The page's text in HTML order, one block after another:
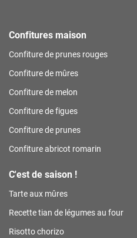
Confitures maison
Confiture de prunes rouges
Confiture de mûres
Confiture de melon
Confiture de figues
Confiture de prunes
Confiture abricot romarin
C'est de saison !
Tarte aux mûres
Recette tian de légumes au four
Risotto chorizo